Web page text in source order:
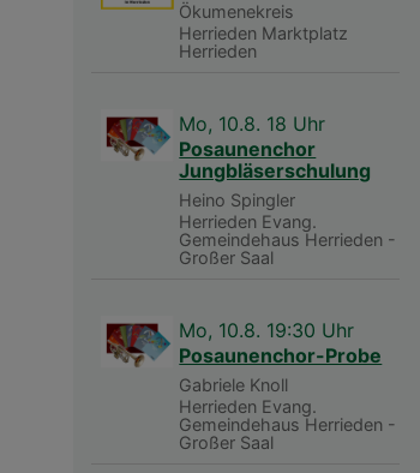
Ökumenekreis
Herrieden Marktplatz
Herrieden
Mo, 10.8. 18 Uhr
Posaunenchor
Jungbläserschulung
Heino Spingler
Herrieden Evang.
Gemeindehaus Herrieden -
Großer Saal
Mo, 10.8. 19:30 Uhr
Posaunenchor-Probe
Gabriele Knoll
Herrieden Evang.
Gemeindehaus Herrieden -
Großer Saal